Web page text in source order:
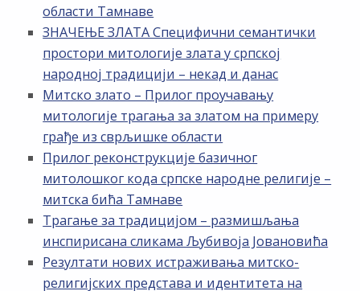
области Тамнаве
ЗНАЧЕЊЕ ЗЛАТА Специфични семантички
простори митологије злата у српској
народној традицији – некад и данас
Митско злато – Прилог проучавању
митологије трагања за златом на примеру
грађе из сврљишке области
Прилог реконструкције базичног
митолошког кода српске народне религије –
митска бића Тамнаве
Трагање за традицијом – размишљања
инспирисана сликама Љубивоја Јовановића
Резултати нових истраживања митско-
религијских представа и идентитета на